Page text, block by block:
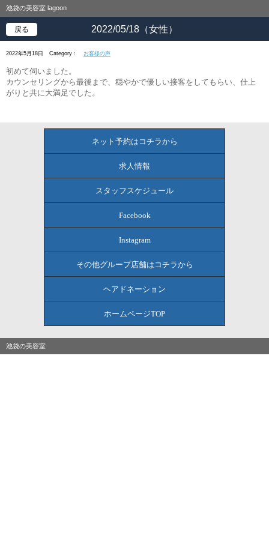
池袋の美容室 lagoon
2022/05/18（女性）
戻る
2022年5月18日 Category： お客様の声
初めて伺いました。
カウンセリングから最後まで、穏やかで優しい接客をしてもらい、仕上
がりと共に大満足でした。
ネット予約はコチラから
求人情報
スタッフスケジュール
Facebook
Instagram
その他グループ店舗はコチラから
ヘアドネーション
ホームページTOP
池袋の美容室